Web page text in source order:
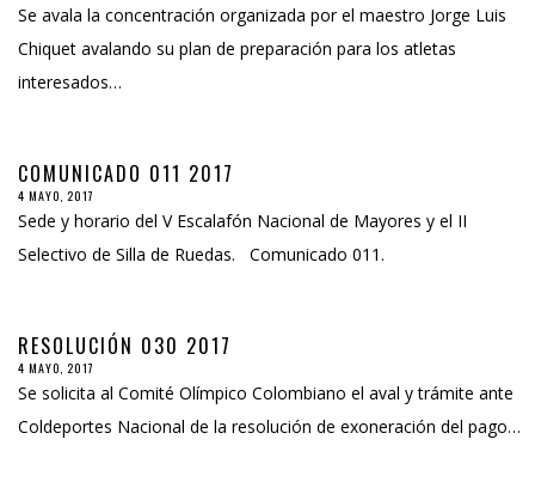
Se avala la concentración organizada por el maestro Jorge Luis
Chiquet avalando su plan de preparación para los atletas
interesados…
COMUNICADO 011 2017
4 MAYO, 2017
Sede y horario del V Escalafón Nacional de Mayores y el II
Selectivo de Silla de Ruedas. Comunicado 011.
RESOLUCIÓN 030 2017
4 MAYO, 2017
Se solicita al Comité Olímpico Colombiano el aval y trámite ante
Coldeportes Nacional de la resolución de exoneración del pago…